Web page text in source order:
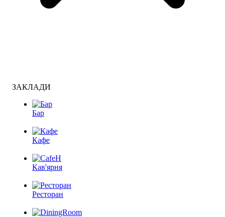
ЗАКЛАДИ
Бар
Кафе
Кав'ярня
Ресторан